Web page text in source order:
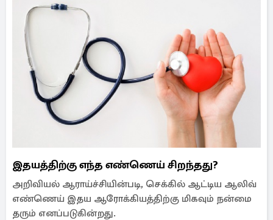
இதயத்திற்கு எந்த எண்ணெய் சிறந்தது?
அறிவியல் ஆராய்ச்சியின்படி, செக்கில் ஆட்டிய ஆலிவ்
எண்ணெய் இதய ஆரோக்கியத்திற்கு மிகவும் நன்மை
தரும் எனப்படுகின்றது.